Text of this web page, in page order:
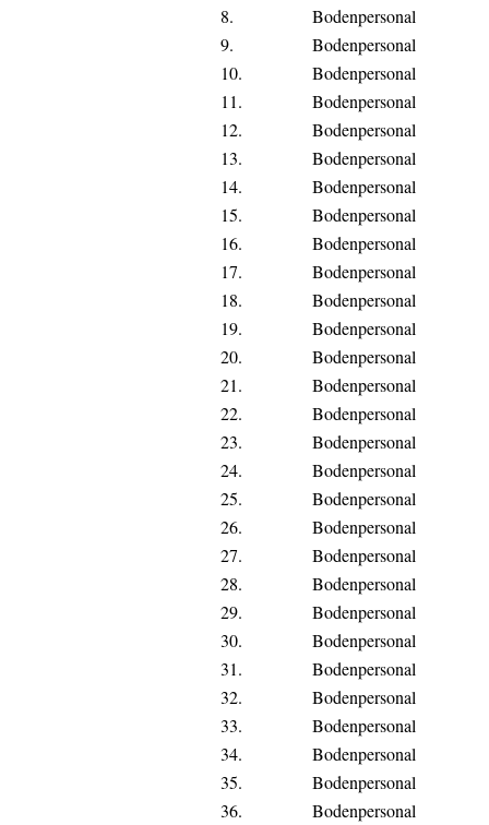
8.
Bodenpersonal
9.
Bodenpersonal
10.
Bodenpersonal
11.
Bodenpersonal
12.
Bodenpersonal
13.
Bodenpersonal
14.
Bodenpersonal
15.
Bodenpersonal
16.
Bodenpersonal
17.
Bodenpersonal
18.
Bodenpersonal
19.
Bodenpersonal
20.
Bodenpersonal
21.
Bodenpersonal
22.
Bodenpersonal
23.
Bodenpersonal
24.
Bodenpersonal
25.
Bodenpersonal
26.
Bodenpersonal
27.
Bodenpersonal
28.
Bodenpersonal
29.
Bodenpersonal
30.
Bodenpersonal
31.
Bodenpersonal
32.
Bodenpersonal
33.
Bodenpersonal
34.
Bodenpersonal
35.
Bodenpersonal
36.
Bodenpersonal